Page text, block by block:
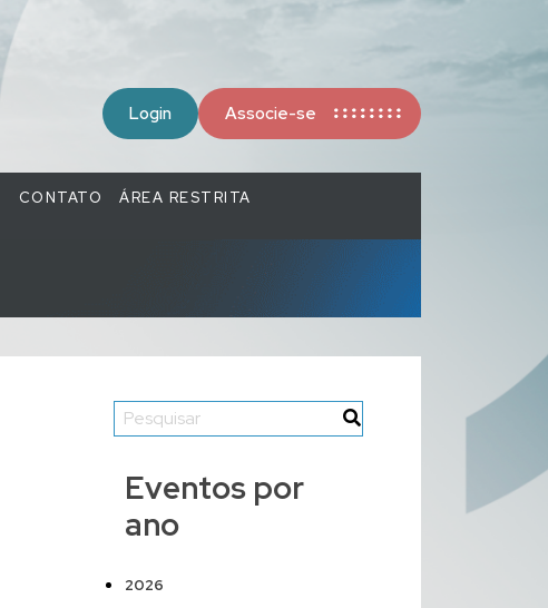
Login Associe-se
CONTATO ÁREA RESTRITA
Eventos por
ano
2026